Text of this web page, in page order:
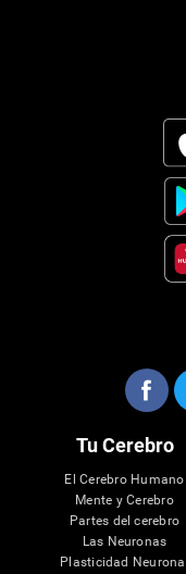
Tu Cerebro
El Cerebro Humano
Mente y Cerebro
Partes del cerebro
Las Neuronas
Plasticidad Neuronal